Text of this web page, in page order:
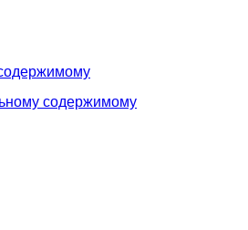
содержимому